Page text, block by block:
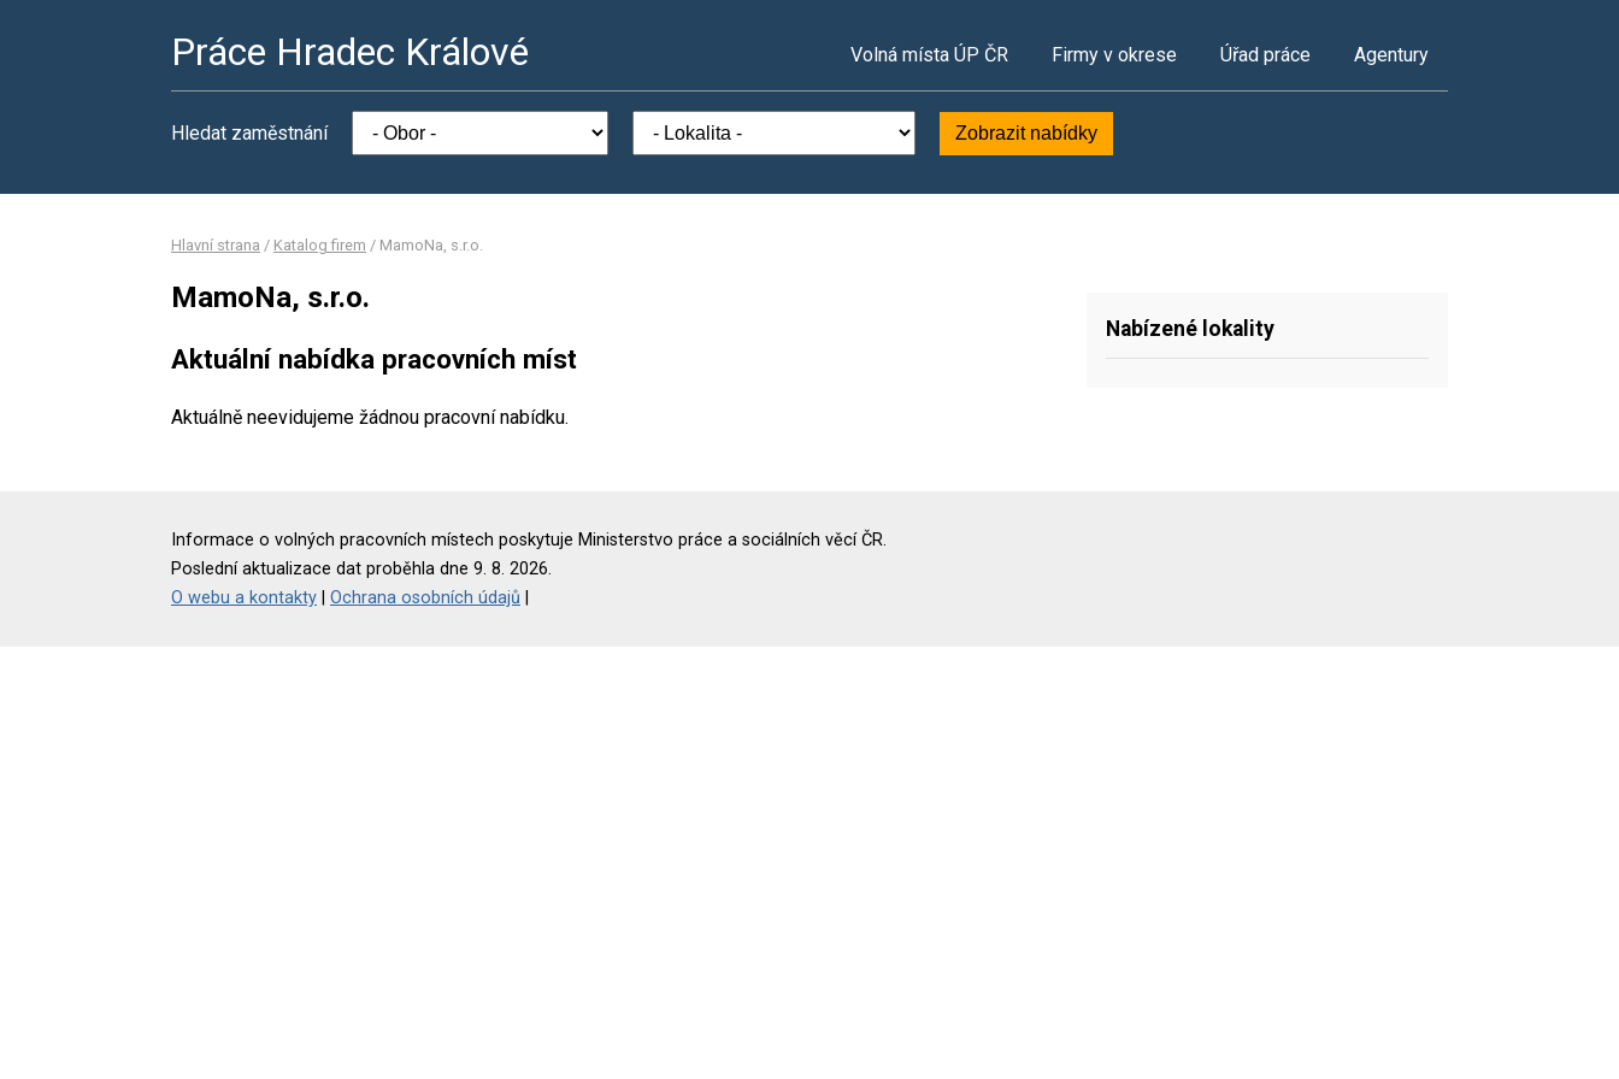
Práce Hradec Králové Volná místa ÚP ČR Firmy v okrese Úřad práce Agentury
Hledat zaměstnání Zobrazit nabídky
Hlavní strana / Katalog firem / MamoNa, s.r.o.
MamoNa, s.r.o.
Aktuální nabídka pracovních míst
Aktuálně neevidujeme žádnou pracovní nabídku.
Nabízené lokality
Informace o volných pracovních místech poskytuje Ministerstvo práce a sociálních věcí ČR.
Poslední aktualizace dat proběhla dne 9. 8. 2026.
O webu a kontakty
Ochrana osobních údajů